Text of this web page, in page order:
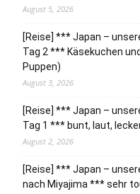
August 5, 2026
[Reise] *** Japan –
Tag 2 *** Käsekuchen
Puppen)
August 3, 2026
[Reise] *** Japan –
Tag 1 *** bunt, laut,
August 2, 2026
[Reise] *** Japan –
nach Miyajima *** sehr